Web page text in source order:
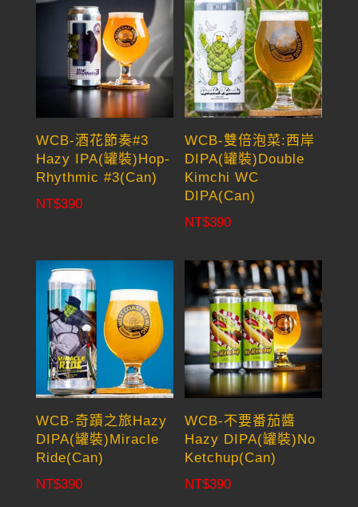
WCB-酒花節奏#3
Hazy IPA(罐裝)Hop-
Rhythmic #3(Can)
NT$390
WCB-雙倍泡菜:西岸
DIPA(罐裝)Double
Kimchi WC
DIPA(Can)
NT$390
WCB-奇蹟之旅Hazy
DIPA(罐裝)Miracle
Ride(Can)
NT$390
WCB-不要番茄醬
Hazy DIPA(罐裝)No
Ketchup(Can)
NT$390